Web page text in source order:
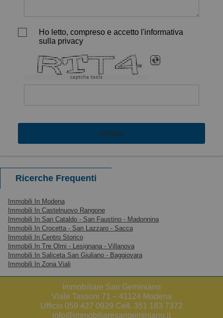
Ho letto, compreso e accetto l'informativa
sulla privacy
captcha tools
Inviare
Ricerche Frequenti
Immobili In Modena
Immobili In Castelnuovo Rangone
Immobili In San Cataldo - San Faustino - Madonnina
Immobili In Crocetta - San Lazzaro - Sacca
Immobili In Centro Storico
Immobili In Tre Olmi - Lesignana - Villanova
Immobili In Saliceta San Giuliano - Baggiovara
Immobili In Zona Viali
Immobiliare San Geminiano
Viale Tassoni 71 – 41124 Modena
Ufficio 059 427 0929 Cell. 351 183 7372
info@immobiliaresangeminiano.it